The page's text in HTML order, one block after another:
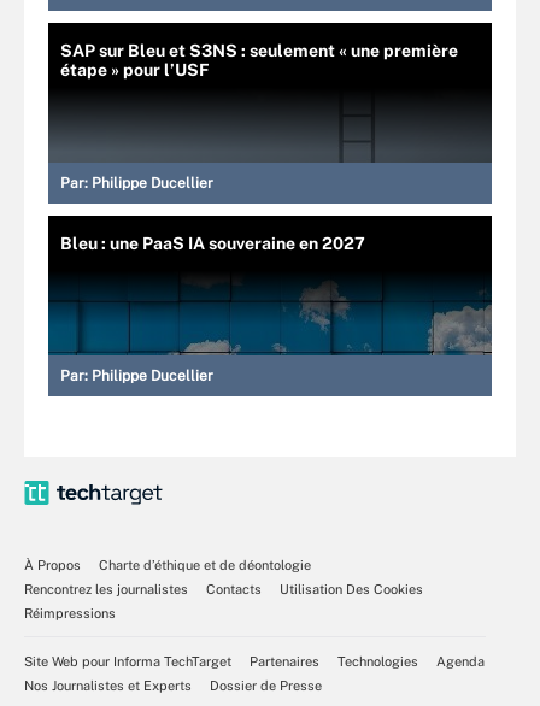
SAP sur Bleu et S3NS : seulement « une première
étape » pour l’USF
Par: Philippe Ducellier
Bleu : une PaaS IA souveraine en 2027
Par: Philippe Ducellier
À Propos
Charte d’éthique et de déontologie
Rencontrez les journalistes
Contacts
Utilisation Des Cookies
Réimpressions
Site Web pour Informa TechTarget Partenaires Technologies
Agenda
Nos Journalistes et Experts
Dossier de Presse